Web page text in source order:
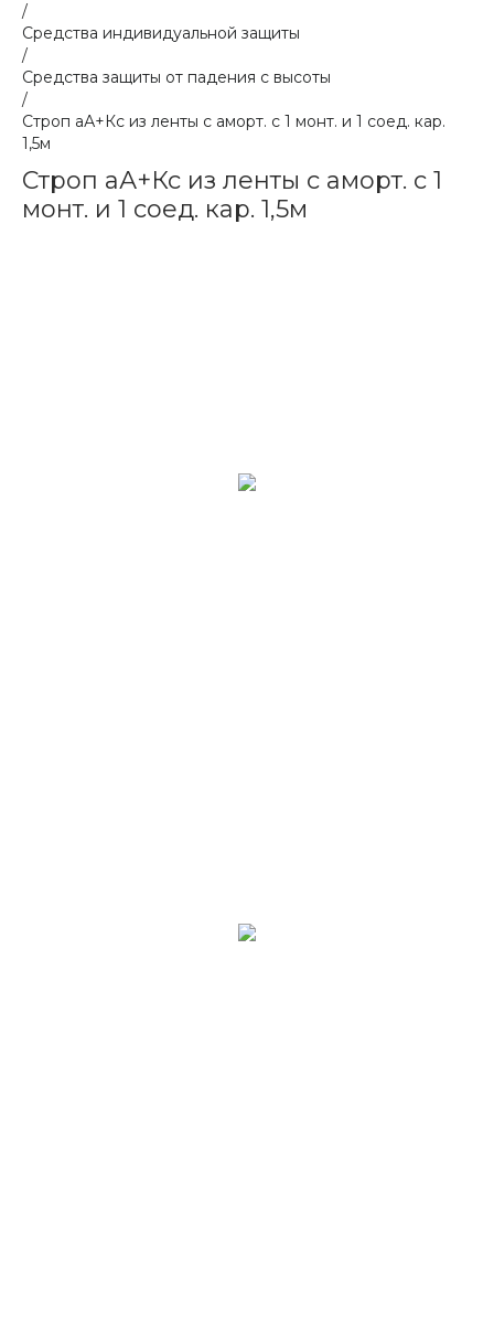
/
Средства индивидуальной защиты
/
Средства защиты от падения с высоты
/
Строп аА+Кс из ленты с аморт. с 1 монт. и 1 соед. кар.
1,5м
Строп аА+Кс из ленты с аморт. с 1
монт. и 1 соед. кар. 1,5м